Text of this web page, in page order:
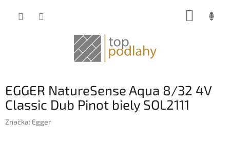
EGGER NatureSense Aqua 8/32 4V
Classic Dub Pinot biely SOL2111
Značka: Egger